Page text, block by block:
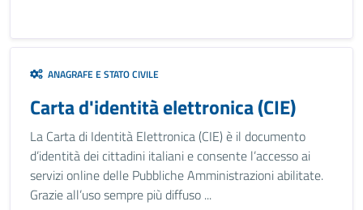
ANAGRAFE E STATO CIVILE
Carta d'identità elettronica (CIE)
La Carta di Identità Elettronica (CIE) è il documento
d’identità dei cittadini italiani e consente l’accesso ai
servizi online delle Pubbliche Amministrazioni abilitate.
Grazie all’uso sempre più diffuso ...